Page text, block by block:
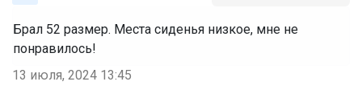
Брал 52 размер. Места сиденья низкое, мне не
понравилось!
13 июля, 2024 13:45